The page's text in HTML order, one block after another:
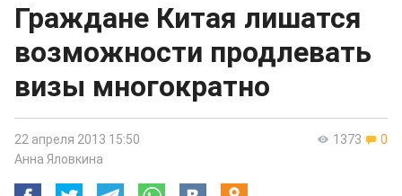
Граждане Китая лишатся
возможности продлевать
визы многократно
1373 0
22 апреля 2013 15:50
Анна Яловкина